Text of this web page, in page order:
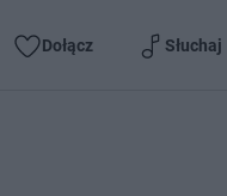
Dołącz Słuchaj